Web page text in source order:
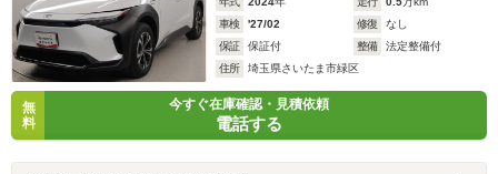
車検
'27/02 修復
なし
保証
保証付 整備
法定整備付
住所
埼玉県さいたま市緑区
無
料
今すぐ在庫確認・見積依頼
電話する